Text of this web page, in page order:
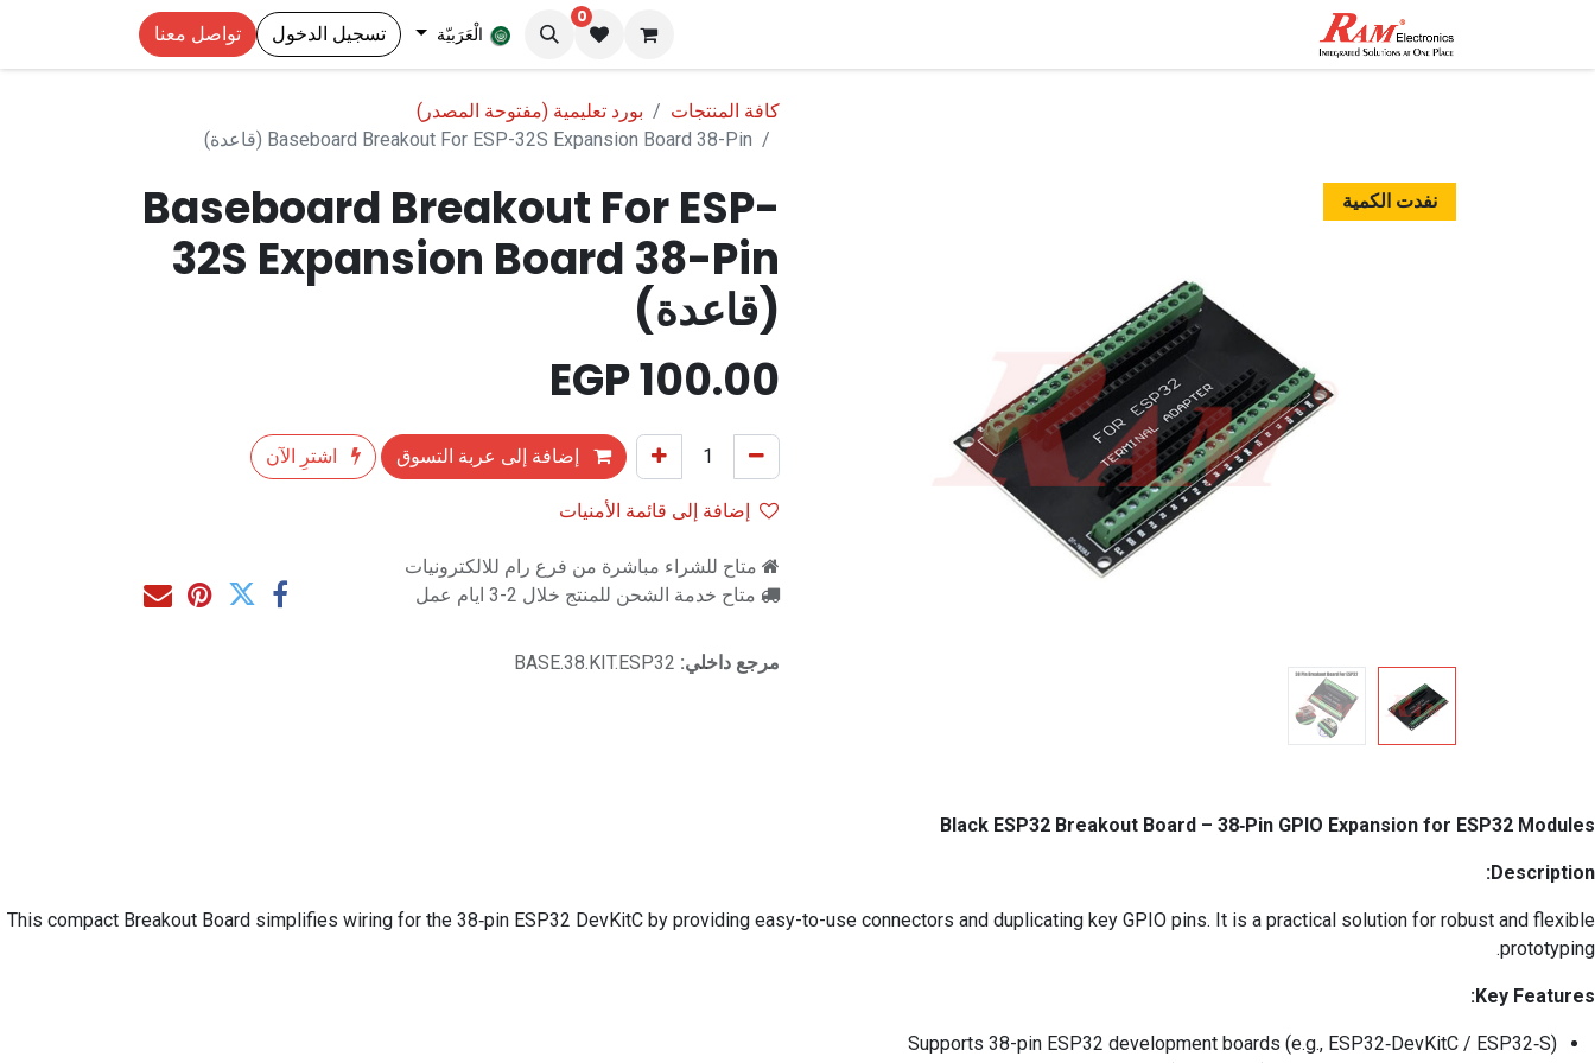
0
الْعَرَبيّة تسجيل الدخول تواصل معنا
كافة المنتجات
بورد تعليمية (مفتوحة المصدر)
Baseboard Breakout For ESP-32S Expansion Board 38-Pin (قاعدة)
نفدت الكمية
Baseboard Breakout For ESP-
32S Expansion Board 38-Pin
(قاعدة)
100.00
إضافة إلى عربة التسوق
اشترِ الآن
إضافة إلى قائمة الأمنيات
متاح للشراء مباشرة من فرع رام للالكترونيات
متاح خدمة الشحن للمنتج خلال 2-3 ايام عمل
مرجع داخلي: BASE.38.KIT.ESP32
Black ESP32 Breakout Board – 38‑Pin GPIO Expansion for ESP32 Modules
Description:
This compact Breakout Board simplifies wiring for the 38‑pin ESP32 DevKitC by providing easy-to-use connectors and duplicating key GPIO pins. It is a practical solution for robust and flexible
prototyping.
Key Features:
Supports 38-pin ESP32 development boards (e.g., ESP32‑DevKitC / ESP32‑S)